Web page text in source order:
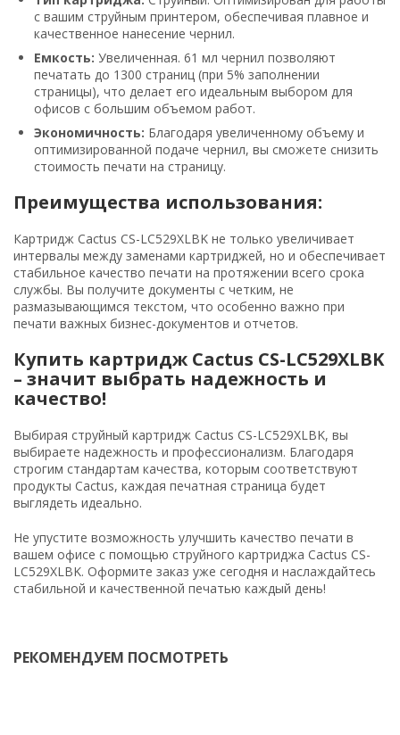
с вашим струйным принтером, обеспечивая плавное и
качественное нанесение чернил.
Емкость: Увеличенная. 61 мл чернил позволяют
печатать до 1300 страниц (при 5% заполнении
страницы), что делает его идеальным выбором для
офисов с большим объемом работ.
Экономичность: Благодаря увеличенному объему и
оптимизированной подаче чернил, вы сможете снизить
стоимость печати на страницу.
Преимущества использования:
Картридж Cactus CS-LC529XLBK не только увеличивает
интервалы между заменами картриджей, но и обеспечивает
стабильное качество печати на протяжении всего срока
службы. Вы получите документы с четким, не
размазывающимся текстом, что особенно важно при
печати важных бизнес-документов и отчетов.
Купить картридж Cactus CS-LC529XLBK
– значит выбрать надежность и
качество!
Выбирая струйный картридж Cactus CS-LC529XLBK, вы
выбираете надежность и профессионализм. Благодаря
строгим стандартам качества, которым соответствуют
продукты Cactus, каждая печатная страница будет
выглядеть идеально.
Не упустите возможность улучшить качество печати в
вашем офисе с помощью струйного картриджа Cactus CS-
LC529XLBK. Оформите заказ уже сегодня и наслаждайтесь
стабильной и качественной печатью каждый день!
РЕКОМЕНДУЕМ ПОСМОТРЕТЬ